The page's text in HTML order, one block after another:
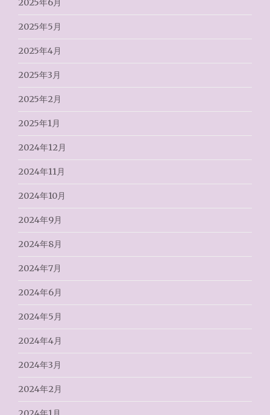
2025年6月
2025年5月
2025年4月
2025年3月
2025年2月
2025年1月
2024年12月
2024年11月
2024年10月
2024年9月
2024年8月
2024年7月
2024年6月
2024年5月
2024年4月
2024年3月
2024年2月